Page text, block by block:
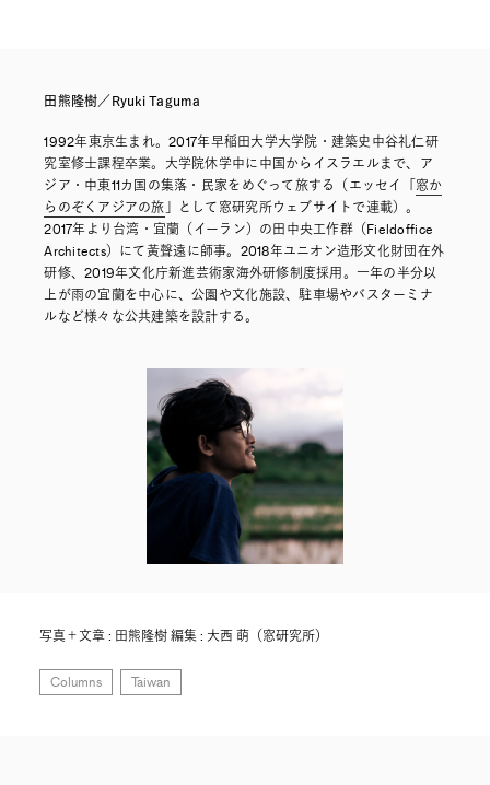
田熊隆樹／Ryuki Taguma
1992年東京生まれ。2017年早稲田大学大学院・建築史中谷礼仁研
究室修士課程卒業。大学院休学中に中国からイスラエルまで、ア
ジア・中東11カ国の集落・民家をめぐって旅する（エッセイ「 窓か
らのぞくアジアの旅 」として窓研究所ウェブサイトで連載）。
2017年より台湾・宜蘭（イーラン）の田中央工作群（Fieldoffice
Architects）にて黃聲遠に師事。2018年ユニオン造形文化財団在外
研修、2019年文化庁新進芸術家海外研修制度採用。一年の半分以
上が雨の宜蘭を中心に、公園や文化施設、駐車場やバスターミナ
ルなど様々な公共建築を設計する。
写真＋文章 : 田熊隆樹 編集 : 大西 萌（窓研究所）
Columns Taiwan